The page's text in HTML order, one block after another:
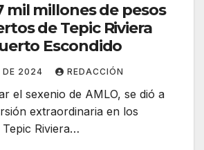
mil millones de pesos
de Tepic Riviera
Escondido
DE 2024 REDACCIÓN
el sexenio de AMLO, se dió a
extraordinaria en los
Riviera…